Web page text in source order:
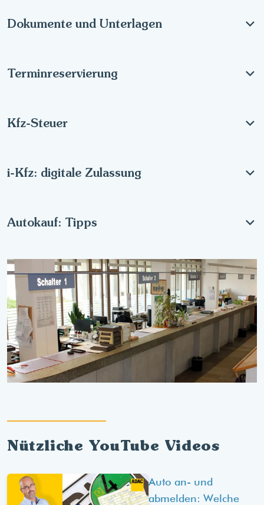
Dokumente und Unterlagen
Terminreservierung
Kfz-Steuer
i-Kfz: digitale Zulassung
Autokauf: Tipps
Nützliche YouTube Videos
Auto an- und
abmelden: Welche